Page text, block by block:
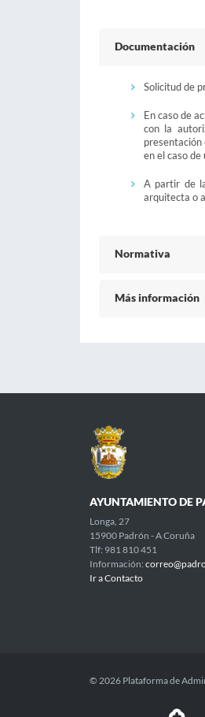
Documentación
Solicitud de
En caso de
con la
en el caso
A partir de
arquitecta o
Normativa
Más información
AYUNTAMIENTO DE
Longa, 27
15900 Padrón - A Coruña
Tlf: 981 810 451
Información:
Ir a Contacto
© 2026 Plataforma de